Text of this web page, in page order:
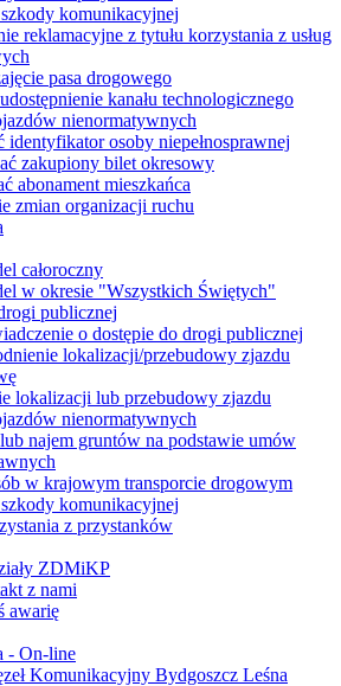
szkody komunikacyjnej
reklamacyjne z tytułu korzystania z usług
pasa drogowego
kanału technologicznego
nienormatywnych
identyfikator osoby niepełnosprawnej
zakupiony bilet okresowy
abonament mieszkańca
zmian organizacji ruchu
całoroczny
w okresie "Wszystkich Świętych"
publicznej
o dostępie do drogi publicznej
lokalizacji/przebudowy zjazdu
lokalizacji lub przebudowy zjazdu
nienormatywnych
najem gruntów na podstawie umów
w krajowym transporcie drogowym
szkody komunikacyjnej
z przystanków
ZDMiKP
z nami
awarię
- On-line
Komunikacyjny Bydgoszcz Leśna